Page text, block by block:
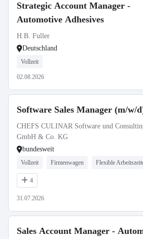
Strategic Account Manager -
Automotive Adhesives
H.B. Fuller
Deutschland
Vollzeit
02.08.2026
Software Sales Manager (m/w/
CHEFS CULINAR Software und
GmbH & Co. KG
bundesweit
Vollzeit Firmenwagen Flexible
4
31.07.2026
Sales Account Manager -